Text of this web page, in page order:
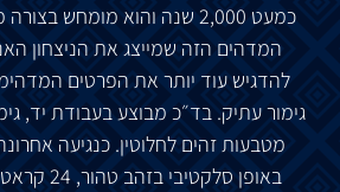
כמעט 2,000 שנה והוא מומחש
המדהים הזה שמייצג את הניצחון
להדגיש עוד יותר את הפרטים
גימור עתיק. בד״כ מבוצע בעבודת יד,
מטבעות זהים לחלוטין. כנגיעה
באופן